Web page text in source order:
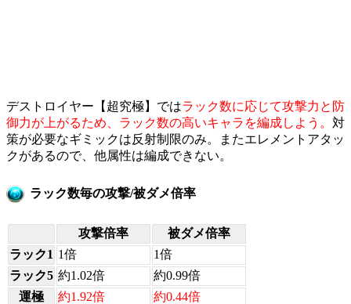
デストロイヤー【超究極】ではラック数に応じて攻撃力と防
御力が上がるため、ラック数の高いキャラを編成しよう。 対
策が必要なギミックは反射制限のみ。またエレメントアタッ
クがあるので、他属性は編成できない。
ラック数毎の攻撃/被ダメ倍率
攻撃倍率
被ダメ倍率
ラック1 1倍
1倍
ラック5 約1.02倍
約0.99倍
運極
約1.92倍 約0.44倍